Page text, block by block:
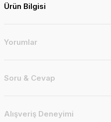
Ürün Bilgisi
Yorumlar
Soru & Cevap
Alışveriş Deneyimi